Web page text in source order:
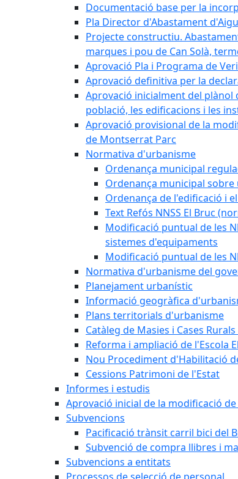
Documentació base per la
Pla Director d'Abastament
Projecte constructiu.
marques i pou de Can Solà,
Aprovació Pla i Programa de
Aprovació definitiva per la
Aprovació inicialment del plànol
població, les edificacions i les
Aprovació provisional de la
de Montserrat Parc
Normativa d'urbanisme
Ordenança municipal
Ordenança municipal sobre
Ordenança de l'edificació i
Text Refós NNSS El Bruc
Modificació puntual de les
sistemes d'equipaments
Modificació puntual de les
Normativa d'urbanisme del
Planejament urbanístic
Informació geogràfica
Plans territorials d'urbanisme
Catàleg de Masies i Cases
Reforma i ampliació de l'Escola
Nou Procediment d'Habilitació
Cessions Patrimoni de l'Estat
Informes i estudis
Aprovació inicial de la modificació
Subvencions
Pacificació trànsit carril bici del
Subvenció de compra llibres i
Subvencions a entitats